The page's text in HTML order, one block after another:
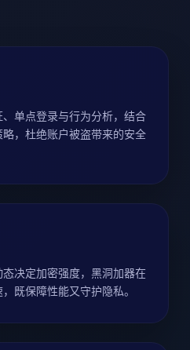
单点登录与行为分析，结合
，杜绝账户被盗带来的安全
决定加密强度，黑洞加器在
既保障性能又守护隐私。